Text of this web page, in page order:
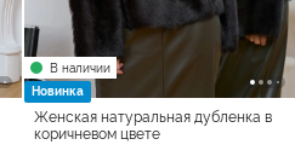
В наличии
Новинка
Женская натуральная дубленка в
коричневом цвете